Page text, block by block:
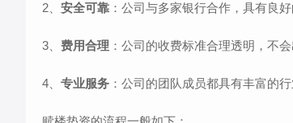
2、 安全可靠 ：公司与多家银行合作，具有良
3、 费用合理 ：公司的收费标准合理透明，不
4、 专业服务 ：公司的团队成员都具有丰富的